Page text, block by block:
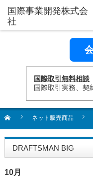
国際取引無料相談
国際取引実務、契
ネット販売商品
DRAFTSMAN BIG
10月